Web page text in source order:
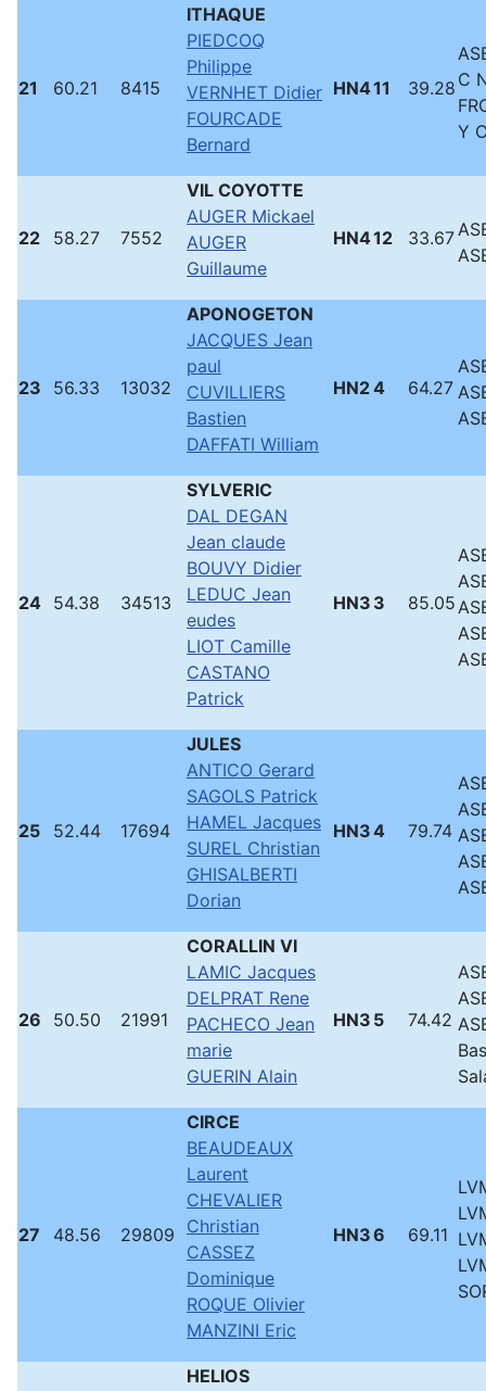
21 60.21 8415
ITHAQUE
PIEDCOQ
Philippe
VERNHET Didier
FOURCADE
Bernard
HN411 39.28 C
Y
22 58.27 7552
VIL COYOTTE
AUGER Mickael
AUGER
Guillaume
HN412 33.67
23 56.33 13032
APONOGETON
JACQUES Jean
paul
CUVILLIERS
Bastien
DAFFATI William
HN24 64.27
24 54.38 34513
SYLVERIC
DAL DEGAN
Jean claude
BOUVY Didier
LEDUC Jean
eudes
LIOT Camille
CASTANO
Patrick
HN3 3 85.05
25 52.44 17694
JULES
ANTICO Gerard
SAGOLS Patrick
HAMEL Jacques
SUREL Christian
GHISALBERTI
Dorian
HN34 79.74
26 50.50 21991
CORALLIN VI
LAMIC Jacques
DELPRAT Rene
PACHECO Jean
marie
GUERIN Alain
HN3 5 74.42
27 48.56 29809
CIRCE
BEAUDEAUX
Laurent
CHEVALIER
Christian
CASSEZ
Dominique
ROQUE Olivier
MANZINI Eric
HN36 69.11
HELIOS